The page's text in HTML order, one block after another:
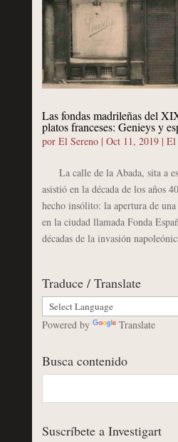
Las fondas madrileñas del
platos franceses: Genieys y
por El Sereno| Oct 11, 2019| El
La calle de la Abada, sita a
asistió en la década de los años
hecho insólito: la apertura de
en la ciudad llamada Fonda
décadas de la invasión
Traduce / Translate
Powered by Translate
Busca contenido
Suscríbete a Investigart